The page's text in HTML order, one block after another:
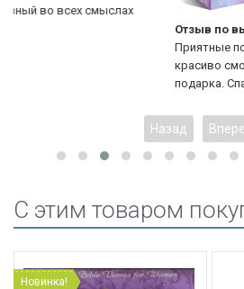
Отзыв по выполненному заказу
Приятные подарочные коробочки)
красиво смотрятся. Всё что
Назад
C этим товаром
Новинка!